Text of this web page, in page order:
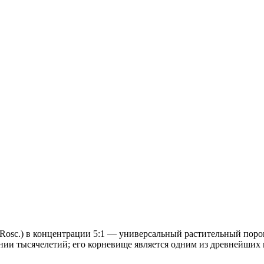
в концентрации 5:1 — универсальный растительный
тысячелетий; его корневище является одним из